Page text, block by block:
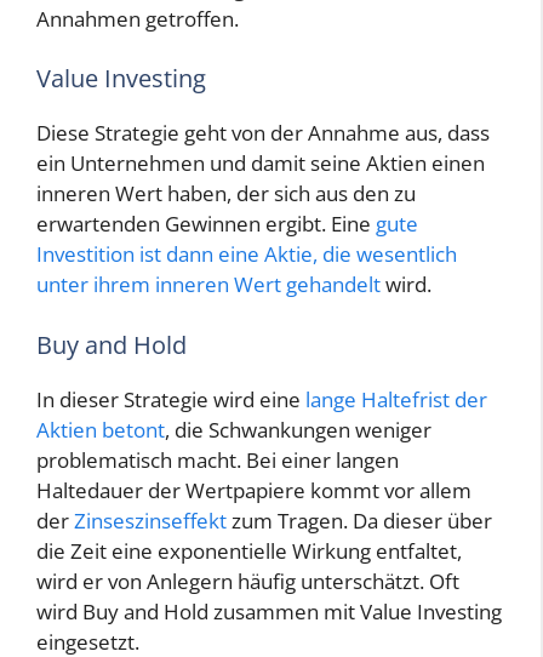
Annahmen getroffen.
Value Investing
Diese Strategie geht von der Annahme aus, dass
ein Unternehmen und damit seine Aktien einen
inneren Wert haben, der sich aus den zu
erwartenden Gewinnen ergibt. Eine gute
Investition ist dann eine Aktie, die wesentlich
unter ihrem inneren Wert gehandeltwird.
Buy and Hold
In dieser Strategie wird eine lange Haltefrist der
Aktien betont, die Schwankungen weniger
problematisch macht. Bei einer langen
Haltedauer der Wertpapiere kommt vor allem
derZinseszinseffektzum Tragen. Da dieser über
die Zeit eine exponentielle Wirkung entfaltet,
wird er von Anlegern häufig unterschätzt. Oft
wird Buy and Hold zusammen mit Value Investing
eingesetzt.